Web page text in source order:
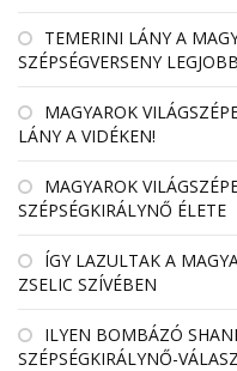
TEMERINI LÁNY A
SZÉPSÉGVERSENY
MAGYAROK
LÁNY A VIDÉKEN!
MAGYAROK
SZÉPSÉGKIRÁLYNŐ ÉLETE
ÍGY LAZULTAK A
ZSELIC SZÍVÉBEN
ILYEN BOMBÁZÓ
SZÉPSÉGKIRÁLYNŐ-